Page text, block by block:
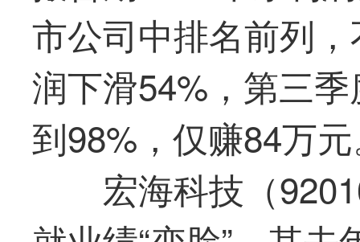
市公司中排名前列
润下滑54%，第三
到98%，仅赚84万
宏海科技（